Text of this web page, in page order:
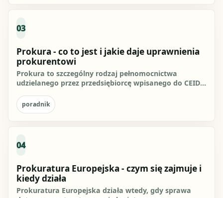
03
Prokura - co to jest i jakie daje uprawnienia
prokurentowi
Prokura to szczególny rodzaj pełnomocnictwa
udzielanego przez przedsiębiorcę wpisanego do CEIDG
poradnik
04
Prokuratura Europejska - czym się zajmuje i
kiedy działa
Prokuratura Europejska działa wtedy, gdy sprawa